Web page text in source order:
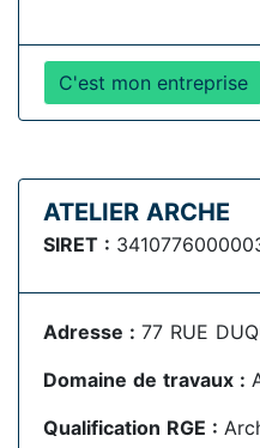
C'est mon entreprise
ATELIER ARCHE
SIRET :
Adresse : 77 RUE
Domaine de travaux :
Qualification RGE :